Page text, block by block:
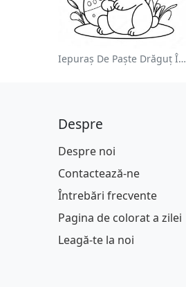
Iepuraș De Paște Drăguț În Pagină De Colorat
Despre
Despre noi
Contactează-ne
Întrebări frecvente
Pagina de colorat a zilei
Leagă-te la noi